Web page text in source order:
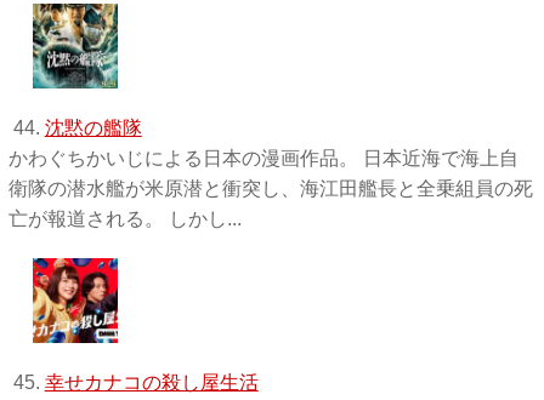
44. 沈黙の艦隊
かわぐちかいじによる日本の漫画作品。 日本近海で海上自
衛隊の潜水艦が米原潜と衝突し、海江田艦長と全乗組員の死
亡が報道される。 しかし...
45. 幸せカナコの殺し屋生活